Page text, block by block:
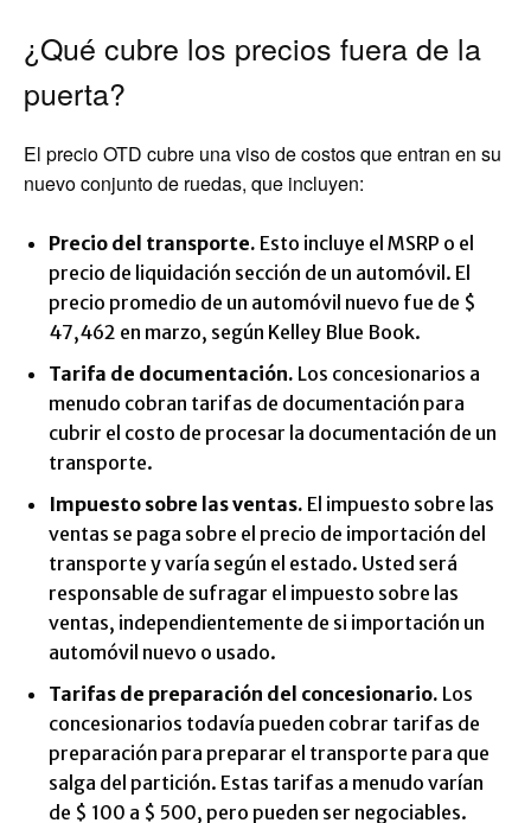
¿Qué cubre los precios fuera de la
puerta?
El precio OTD cubre una viso de costos que entran en su
nuevo conjunto de ruedas, que incluyen:
Precio del transporte. Esto incluye el MSRP o el
precio de liquidación sección de un automóvil. El
precio promedio de un automóvil nuevo fue de $
47,462 en marzo, según Kelley Blue Book.
Tarifa de documentación. Los concesionarios a
menudo cobran tarifas de documentación para
cubrir el costo de procesar la documentación de un
transporte.
Impuesto sobre las ventas. El impuesto sobre las
ventas se paga sobre el precio de importación del
transporte y varía según el estado. Usted será
responsable de sufragar el impuesto sobre las
ventas, independientemente de si importación un
automóvil nuevo o usado.
Tarifas de preparación del concesionario. Los
concesionarios todavía pueden cobrar tarifas de
preparación para preparar el transporte para que
salga del partición. Estas tarifas a menudo varían
de $ 100 a $ 500, pero pueden ser negociables.